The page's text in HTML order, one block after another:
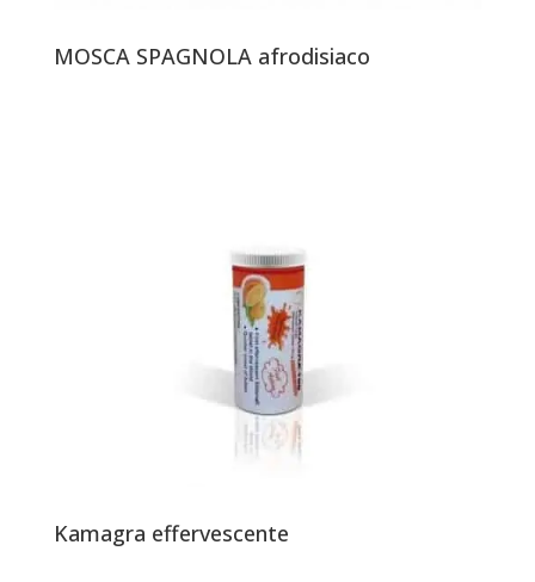
MOSCA SPAGNOLA afrodisiaco
Kamagra effervescente